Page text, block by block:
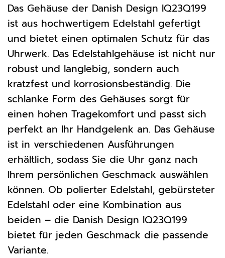
Das Gehäuse der Danish Design IQ23Q199
ist aus hochwertigem Edelstahl gefertigt
und bietet einen optimalen Schutz für das
Uhrwerk. Das Edelstahlgehäuse ist nicht nur
robust und langlebig, sondern auch
kratzfest und korrosionsbeständig. Die
schlanke Form des Gehäuses sorgt für
einen hohen Tragekomfort und passt sich
perfekt an Ihr Handgelenk an. Das Gehäuse
ist in verschiedenen Ausführungen
erhältlich, sodass Sie die Uhr ganz nach
Ihrem persönlichen Geschmack auswählen
können. Ob polierter Edelstahl, gebürsteter
Edelstahl oder eine Kombination aus
beiden – die Danish Design IQ23Q199
bietet für jeden Geschmack die passende
Variante.